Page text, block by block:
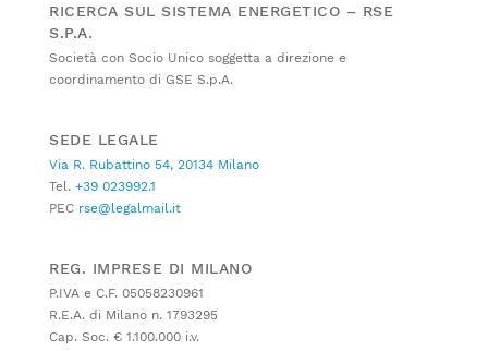
RICERCA SUL SISTEMA ENERGETICO – RSE
S.P.A.
Società con Socio Unico soggetta a direzione e
coordinamento di GSE S.p.A.
SEDE LEGALE
Via R. Rubattino 54, 20134 Milano
Tel. +39 023992.1
PEC rse@legalmail.it
REG. IMPRESE DI MILANO
P.IVA e C.F. 05058230961
R.E.A. di Milano n. 1793295
Cap. Soc. € 1.100.000 i.v.